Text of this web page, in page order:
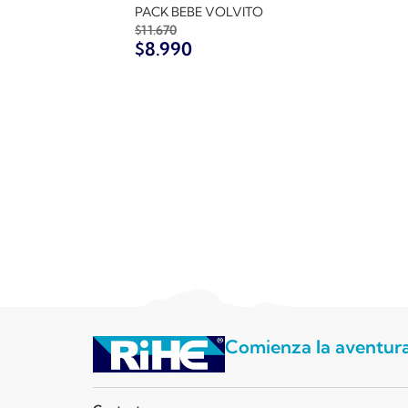
PACK BEBE VOLVITO
$11.670
$8.990
Comienza la